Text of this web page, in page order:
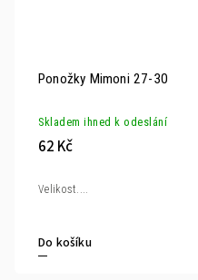
Ponožky Mimoni 27-30
Skladem ihned k odeslání
62 Kč
Do košíku
Velikost....